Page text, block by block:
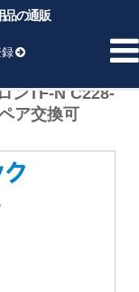
品の通販
>CONDOR(山崎
ボトル再利用品 ス
ンTF-N C228-
ア交換可